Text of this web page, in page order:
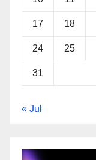
17 18
24 25
31
« Jul